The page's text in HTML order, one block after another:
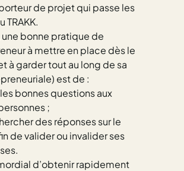
de projet qui passe les
TRAKK.
bonne pratique de
à mettre en place dès le
à garder tout au long de sa
est de :
bonnes questions aux
;
des réponses sur le
de valider ou invalider ses
d’obtenir rapidement